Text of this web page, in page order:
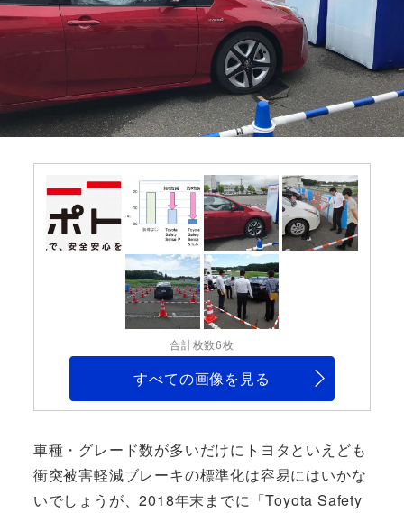
合計枚数6枚
すべての画像を見る
車種・グレード数が多いだけにトヨタといえども
衝突被害軽減ブレーキの標準化は容易にはいかな
いでしょうが、2018年末までに「Toyota Safety